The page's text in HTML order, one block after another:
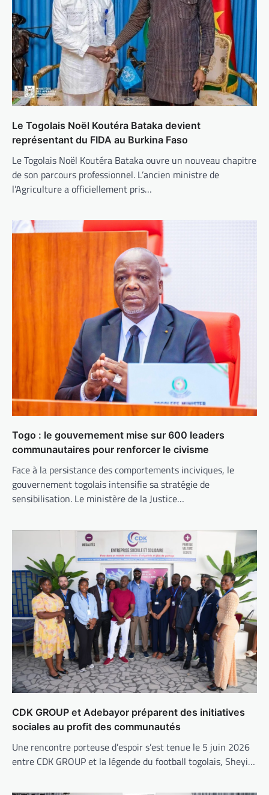
Le Togolais Noël Koutéra Bataka devient
représentant du FIDA au Burkina Faso
Le Togolais Noël Koutéra Bataka ouvre un nouveau chapitre
de son parcours professionnel. L’ancien ministre de
l’Agriculture a officiellement pris…
Togo : le gouvernement mise sur 600 leaders
communautaires pour renforcer le civisme
Face à la persistance des comportements inciviques, le
gouvernement togolais intensifie sa stratégie de
sensibilisation. Le ministère de la Justice…
CDK GROUP et Adebayor préparent des initiatives
sociales au profit des communautés
Une rencontre porteuse d’espoir s’est tenue le 5 juin 2026
entre CDK GROUP et la légende du football togolais, Sheyi…